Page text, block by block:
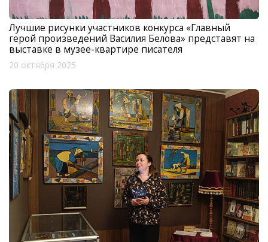
Лучшие рисунки участников конкурса «Главный
герой произведений Василия Белова» представят на
выставке в музее-квартире писателя
20 октября 2025